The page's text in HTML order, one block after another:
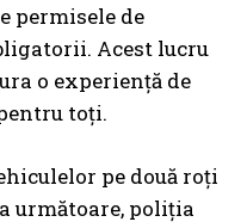
permisele de
Acest lucru
o experiență de
toți.
pe două roți
următoare, poliția